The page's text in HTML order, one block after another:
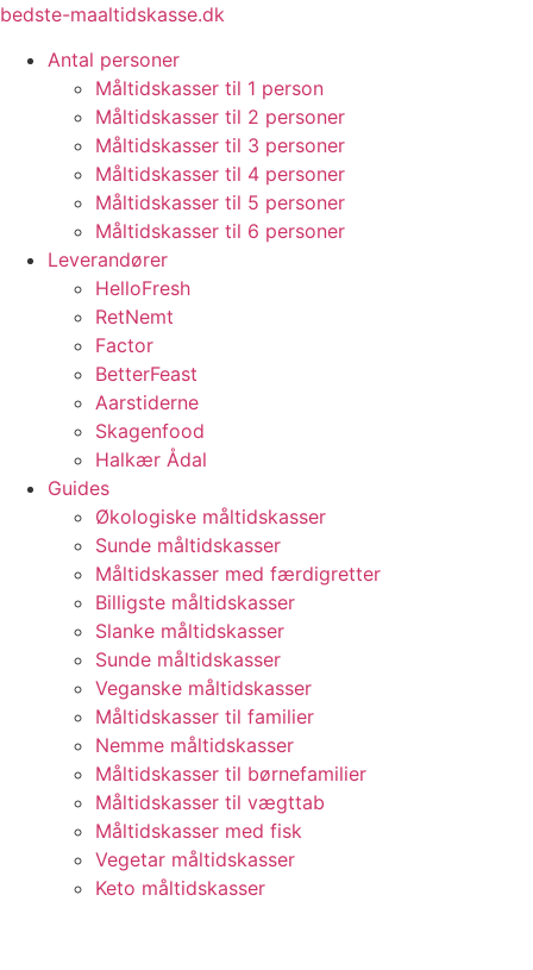
Videre
indhold
bedste-maaltidskasse.dk
Antal personer
Måltidskasser til 1 person
Måltidskasser til 2 personer
Måltidskasser til 3 personer
Måltidskasser til 4 personer
Måltidskasser til 5 personer
Måltidskasser til 6 personer
Leverandører
HelloFresh
RetNemt
Factor
BetterFeast
Aarstiderne
Skagenfood
Halkær Ådal
Guides
Økologiske måltidskasser
Sunde måltidskasser
Måltidskasser med færdigretter
Billigste måltidskasser
Slanke måltidskasser
Sunde måltidskasser
Veganske måltidskasser
Måltidskasser til familier
Nemme måltidskasser
Måltidskasser til børnefamilier
Måltidskasser til vægttab
Måltidskasser med fisk
Vegetar måltidskasser
Keto måltidskasser